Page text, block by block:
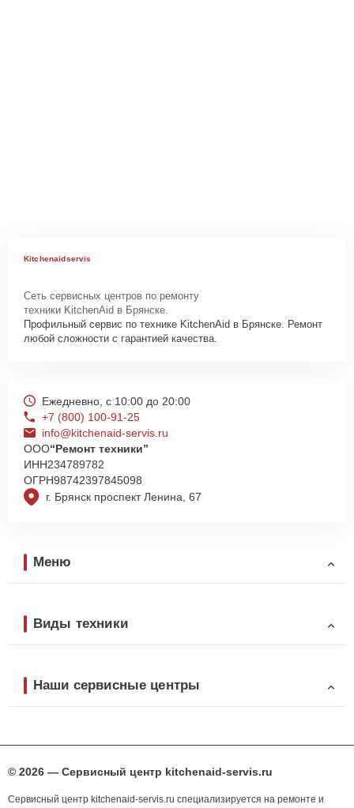
Kitchenaidservis
Сеть сервисных центров по ремонту
техники KitchenAid в Брянске.
Профильный сервис по технике KitchenAid в Брянске. Ремонт
любой сложности с гарантией качества.
г. Брянск проспект Ленина, 67
Ежедневно, с 10:00 до 20:00
+7 (800) 100-91-25
info@kitchenaid-servis.ru
ООО“Ремонт техники”
ИНН234789782
ОГРН98742397845098
Меню
Виды техники
Наши сервисные центры
© 2026 — Сервисный центр kitchenaid-servis.ru
Сервисный центр kitchenaid-servis.ru специализируется на ремонте и